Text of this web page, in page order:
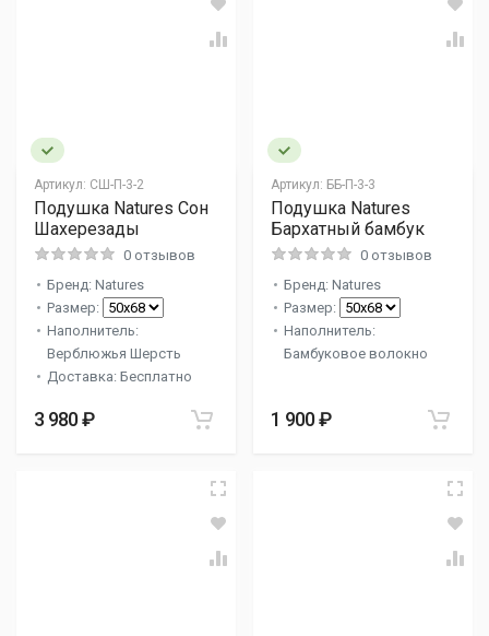
Артикул: СШ-П-3-2
Подушка Natures Сон
Шахерезады
0 отзывов
Бренд: Natures
Размер:
Наполнитель:
Верблюжья Шерсть
Доставка: Бесплатно
3 980 ₽
Артикул: ББ-П-3-3
Подушка Natures
Бархатный бамбук
0 отзывов
Бренд: Natures
Размер:
Наполнитель:
Бамбуковое волокно
1 900 ₽